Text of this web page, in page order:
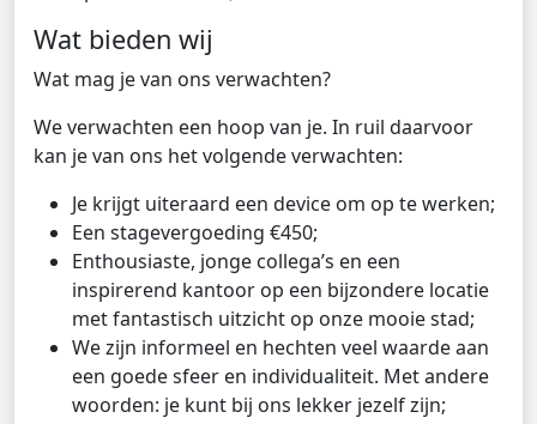
Wat bieden wij
Wat mag je van ons verwachten?
We verwachten een hoop van je. In ruil daarvoor
kan je van ons het volgende verwachten:
Je krijgt uiteraard een device om op te werken;
Een stagevergoeding €450;
Enthousiaste, jonge collega’s en een
inspirerend kantoor op een bijzondere locatie
met fantastisch uitzicht op onze mooie stad;
We zijn informeel en hechten veel waarde aan
een goede sfeer en individualiteit. Met andere
woorden: je kunt bij ons lekker jezelf zijn;